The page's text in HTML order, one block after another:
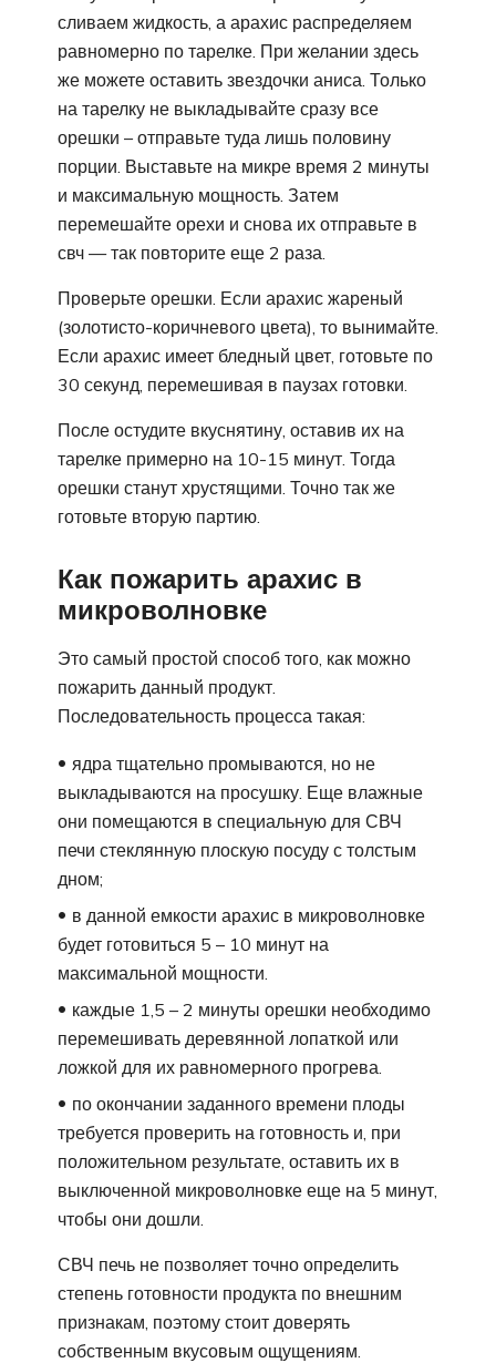
сливаем жидкость, а арахис распределяем
равномерно по тарелке. При желании здесь
же можете оставить звездочки аниса. Только
на тарелку не выкладывайте сразу все
орешки – отправьте туда лишь половину
порции. Выставьте на микре время 2 минуты
и максимальную мощность. Затем
перемешайте орехи и снова их отправьте в
свч — так повторите еще 2 раза.
Проверьте орешки. Если арахис жареный
(золотисто-коричневого цвета), то вынимайте.
Если арахис имеет бледный цвет, готовьте по
30 секунд, перемешивая в паузах готовки.
После остудите вкуснятину, оставив их на
тарелке примерно на 10-15 минут. Тогда
орешки станут хрустящими. Точно так же
готовьте вторую партию.
Как пожарить арахис в
микроволновке
Это самый простой способ того, как можно
пожарить данный продукт.
Последовательность процесса такая:
ядра тщательно промываются, но не
выкладываются на просушку. Еще влажные
они помещаются в специальную для СВЧ
печи стеклянную плоскую посуду с толстым
дном;
в данной емкости арахис в микроволновке
будет готовиться 5 – 10 минут на
максимальной мощности.
каждые 1,5 – 2 минуты орешки необходимо
перемешивать деревянной лопаткой или
ложкой для их равномерного прогрева.
по окончании заданного времени плоды
требуется проверить на готовность и, при
положительном результате, оставить их в
выключенной микроволновке еще на 5 минут,
чтобы они дошли.
СВЧ печь не позволяет точно определить
степень готовности продукта по внешним
признакам, поэтому стоит доверять
собственным вкусовым ощущениям.